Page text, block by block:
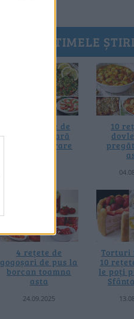
ULTIMELE ȘTIRI
20 de rețete de
salate de vară
fără prelucrare
10
4 rețete de
gogoșari de pus la
borcan toamna
asta
24.09.2025
Torturi
10
le poți